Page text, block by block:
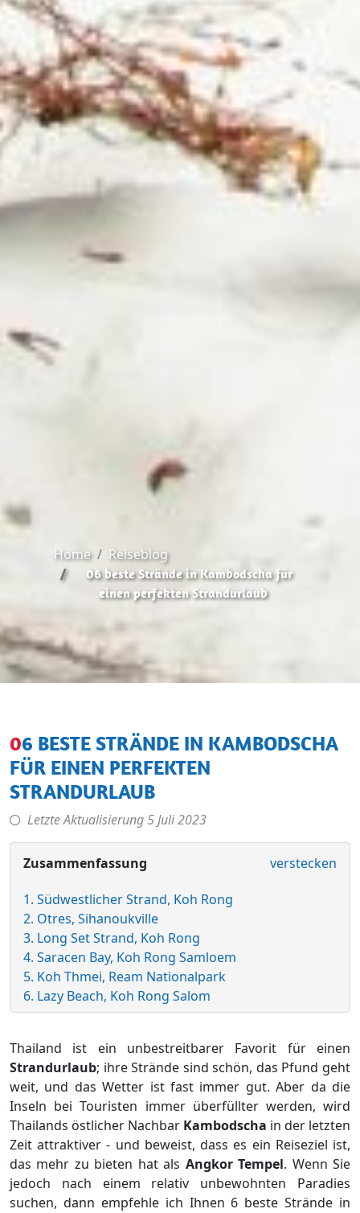
Home Reiseblog
06 beste Strände in Kambodscha für
einen perfekten Strandurlaub
06 BESTE STRÄNDE IN KAMBODSCHA
FÜR EINEN PERFEKTEN
STRANDURLAUB
Letzte Aktualisierung5 Juli 2023
Zusammenfassung verstecken
1. Südwestlicher Strand, Koh Rong
2. Otres, Sihanoukville
3. Long Set Strand, Koh Rong
4. Saracen Bay, Koh Rong Samloem
5. Koh Thmei, Ream Nationalpark
6. Lazy Beach, Koh Rong Salom
Thailand ist ein unbestreitbarer Favorit für einen
Strandurlaub; ihre Strände sind schön, das Pfund geht
weit, und das Wetter ist fast immer gut. Aber da die
Inseln bei Touristen immer überfüllter werden, wird
Thailands östlicher Nachbar Kambodscha in der letzten
Zeit attraktiver - und beweist, dass es ein Reiseziel ist,
das mehr zu bieten hat als Angkor Tempel. Wenn Sie
jedoch nach einem relativ unbewohnten Paradies
suchen, dann empfehle ich Ihnen 6 beste Strände in